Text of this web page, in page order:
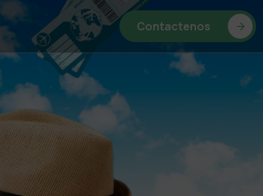
Contactenos